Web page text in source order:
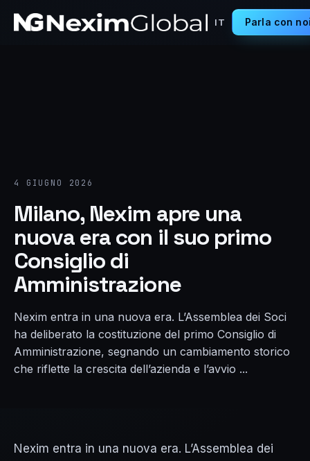
IT Parla con
4 GIUGNO 2026
Milano, Nexim apre una
nuova era con il suo primo
Consiglio di
Amministrazione
Nexim entra in una nuova era. L’Assemblea dei Soci
ha deliberato la costituzione del primo Consiglio di
Amministrazione, segnando un cambiamento storico
che riflette la crescita dell’azienda e l’avvio ...
Nexim entra in una nuova era. L’Assemblea dei